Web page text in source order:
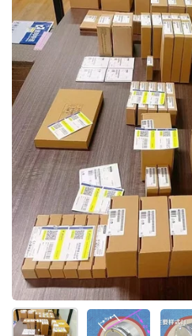
Folie 1 anzeigenFolie 2